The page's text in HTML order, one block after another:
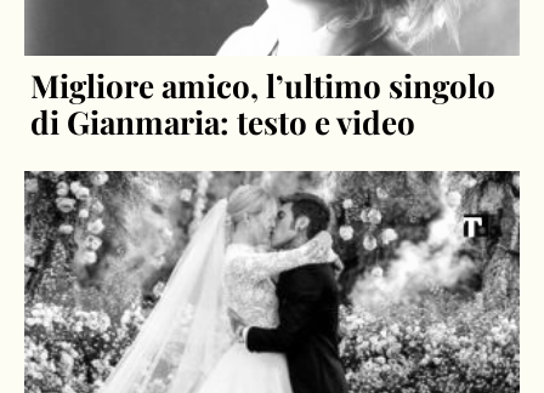
Migliore amico, l’ultimo singolo
di Gianmaria: testo e video